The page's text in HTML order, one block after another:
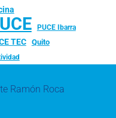
PUCE Ibarra
TEC
Quito
Ramón Roca